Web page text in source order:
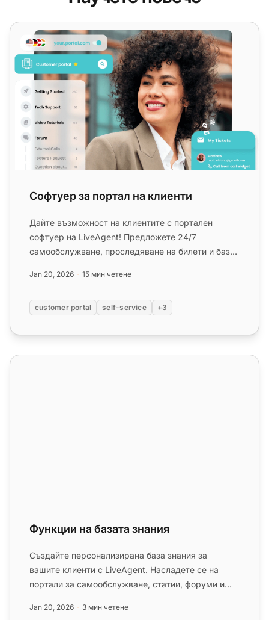
Софтуер за портал на клиенти
Софтуер за портал на клиенти
Дайте възможност на клиентите с портален
софтуер на LiveAgent! Предложете 24/7
самообслужване, проследяване на билети и база
Jan 20, 2026 15 мин четене
customer portal self-service +3
Функции на базата знания
Функции на базата знания
Създайте персонализирана база знания за
вашите клиенти с LiveAgent. Насладете се на
портали за самообслужване, статии, форуми и
Jan 20, 2026 3 мин четене